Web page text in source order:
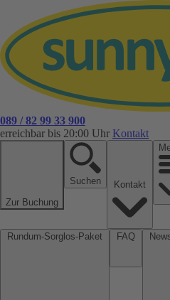
089 / 82 99 33 900
erreichbar bis 20:00 Uhr Kontakt
Zur Buchung
Suchen